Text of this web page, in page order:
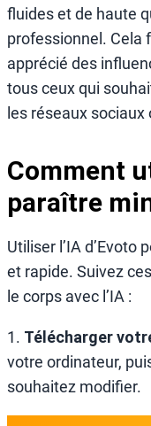
fluides et de haute
professionnel. Cela
apprécié des
tous ceux qui
les réseaux
Comment
paraître
Utiliser l’IA
et rapide. Suivez
le corps avec l’IA :
1. Télécharger
votre ordinateur,
souhaitez modifier.